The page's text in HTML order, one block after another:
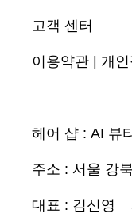
고객 센터
이용약관 개
헤어 샵 : AI 뷰
주소 : 서울 강
대표 : 김신영